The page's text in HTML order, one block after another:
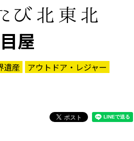
屋
遺産
アウトドア・レジャー